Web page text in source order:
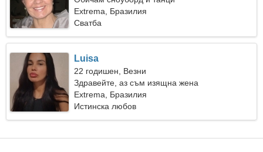
Extrema, Бразилия
Сватба
Luisa
22 годишен, Везни
Здравейте, аз съм изящна жена
Extrema, Бразилия
Истинска любов